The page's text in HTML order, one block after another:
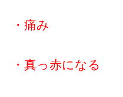
・痛み
・真っ赤になる